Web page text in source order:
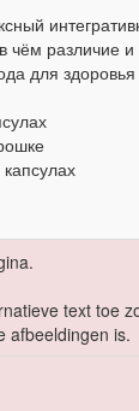
чём различие
для здоровья
text toe
afbeeldingen is.